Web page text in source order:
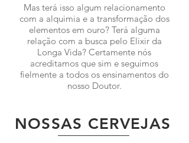
Mas terá isso algum relacionamento
com a alquimia e a transformação dos
elementos em ouro? Terá alguma
relação com a busca pelo Elixir da
Longa Vida? Certamente nós
acreditamos que sim e seguimos
fielmente a todos os ensinamentos do
nosso Doutor.
NOSSAS CERVEJAS